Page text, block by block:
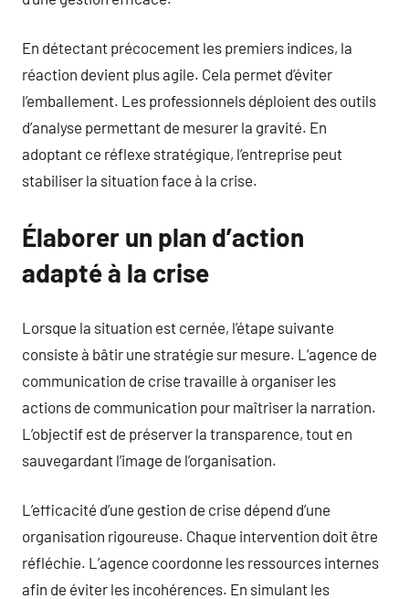
En détectant précocement les premiers indices, la
réaction devient plus agile. Cela permet d’éviter
l’emballement. Les professionnels déploient des outils
d’analyse permettant de mesurer la gravité. En
adoptant ce réflexe stratégique, l’entreprise peut
stabiliser la situation face à la crise.
Élaborer un plan d’action
adapté à la crise
Lorsque la situation est cernée, l’étape suivante
consiste à bâtir une stratégie sur mesure. L’agence de
communication de crise travaille à organiser les
actions de communication pour maîtriser la narration.
L’objectif est de préserver la transparence, tout en
sauvegardant l’image de l’organisation.
L’efficacité d’une gestion de crise dépend d’une
organisation rigoureuse. Chaque intervention doit être
réfléchie. L’agence coordonne les ressources internes
afin de éviter les incohérences. En simulant les